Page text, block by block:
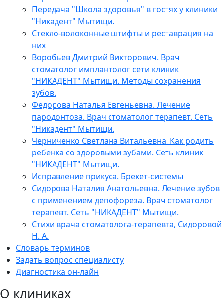
Передача "Школа здоровья" в гостях у клиники
"Никадент" Мытищи.
Стекло-волоконные штифты и реставрация на
них
Воробьев Дмитрий Викторович. Врач
стоматолог имплантолог сети клиник
"НИКАДЕНТ" Мытищи. Методы сохранения
зубов.
Федорова Наталья Евгеньевна. Лечение
пародонтоза. Врач стоматолог терапевт. Сеть
"Никадент" Мытищи.
Черниченко Светлана Витальевна. Как родить
ребенка со здоровыми зубами. Сеть клиник
"НИКАДЕНТ" Мытищи.
Исправление прикуса. Брекет-системы
Сидорова Наталия Анатольевна. Лечение зубов
с применением депофореза. Врач стоматолог
терапевт. Сеть "НИКАДЕНТ" Мытищи.
Стихи врача стоматолога-терапевта, Сидоровой
Н. А.
Словарь терминов
Задать вопрос специалисту
Диагностика он-лайн
О клиниках